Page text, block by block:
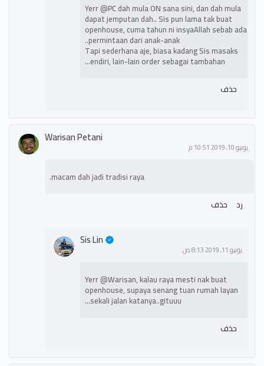
Yerr @PC dah mula ON sana sini, dan dah mula
dapat jemputan dah.. Sis pun lama tak buat
openhouse, cuma tahun ni insyaAllah sebab ada
permintaan dari anak-anak..
Tapi sederhana aje, biasa kadang Sis masaks
endiri, lain-lain order sebagai tambahan...
حذف
Warisan Petani
يونيو 10, 2019 10:51 م
macam dah jadi tradisi raya.
رد
حذف
Sis Lin
يونيو 11, 2019 8:13 ص
Yerr @Warisan, kalau raya mesti nak buat
openhouse, supaya senang tuan rumah layan
sekali jalan katanya..gituuu...
حذف